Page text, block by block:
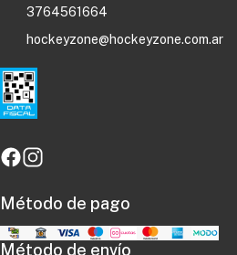
3764561664
hockeyzone@hockeyzone.com.ar
Método de pago
Método de envío